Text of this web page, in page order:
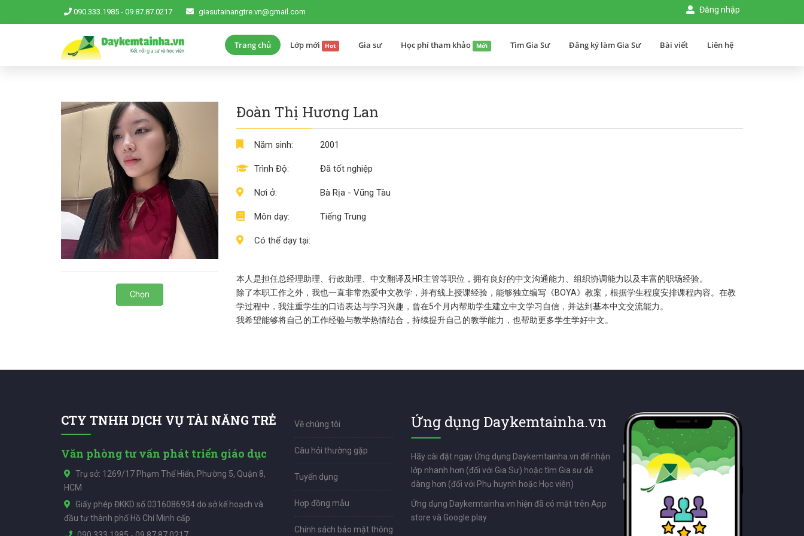
090.333.1985 - 09.87.87.0217 giasutainangtre.vn@gmail.com Đăng nhập
Trang chủ Lớp mới Hot Gia sư Học phí tham khảo Mới Tìm Gia Sư Đăng ký làm Gia Sư Bài viết Liên hệ
Chọn
Đoàn Thị Hương Lan
Năm sinh:
Trình Độ:
Nơi ở:
Môn dạy:
Có thể dạy tại:
2001
Đã tốt nghiệp
Bà Rịa - Vũng Tàu
Tiếng Trung
本人是担任总经理助理、行政助理、中文翻译及HR主管等职位，拥有良好的中文沟通能力、组织协调能力以及丰富的职场经验。
除了本职工作之外，我也一直非常热爱中文教学，并有线上授课经验，能够独立编写《BOYA》教案，根据学生程度安排课程内容。在教
学过程中，我注重学生的口语表达与学习兴趣，曾在5个月内帮助学生建立中文学习自信，并达到基本中文交流能力。
我希望能够将自己的工作经验与教学热情结合，持续提升自己的教学能力，也帮助更多学生学好中文。
CTY TNHH DỊCH VỤ TÀI NĂNG TRẺ
Văn phòng tư vấn phát triển giáo dục
Trụ sở: 1269/17 Phạm Thế Hiển, Phường 5, Quận 8,
HCM
Giấy phép ĐKKD số 0316086934 do sở kế hoạch và
đầu tư thành phố Hồ Chí Minh cấp
Về chúng tôi
Câu hỏi thường gặp
Tuyển dụng
Hợp đồng mẫu
Chính sách bảo mật thông
Ứng dụng Daykemtainha.vn
Hãy cài đặt ngay Ứng dụng Daykemtainha.vn để nhận
lớp nhanh hơn (đối với Gia Sư) hoặc tìm Gia sư dễ
dàng hơn (đối với Phụ huynh hoặc Học viên)
Ứng dụng Daykemtainha.vn hiện đã có mặt trên App
store và Google play